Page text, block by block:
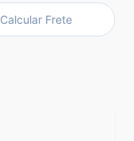
Calcular Frete